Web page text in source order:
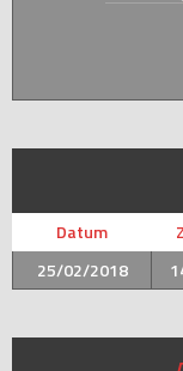
Datum
25/02/2018